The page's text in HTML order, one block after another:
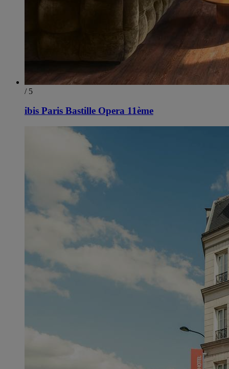
/ 5
ibis Paris Bastille Opera 11ème